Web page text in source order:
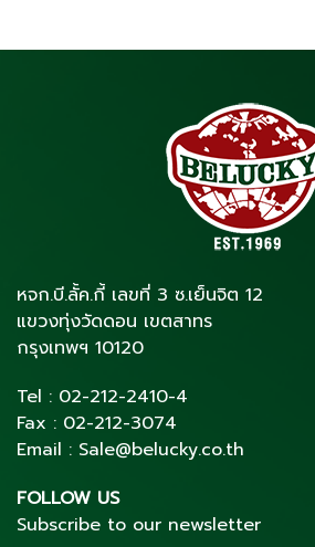
หจก.บี.ลั้ค.กี้ เลขที่ 3 ซ.เย็นจิต 12
แขวงทุ่งวัดดอน เขตสาทร
กรุงเทพฯ 10120
Tel : 02-212-2410-4
Fax : 02-212-3074
Email : Sale@belucky.co.th
FOLLOW US
Subscribe to our newsletter